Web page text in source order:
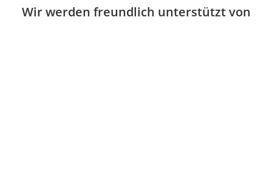
Wir werden freundlich unterstützt von